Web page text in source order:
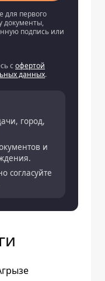
для первого
документы,
подпись или
софертой
данных.
город,
и
согласуйте